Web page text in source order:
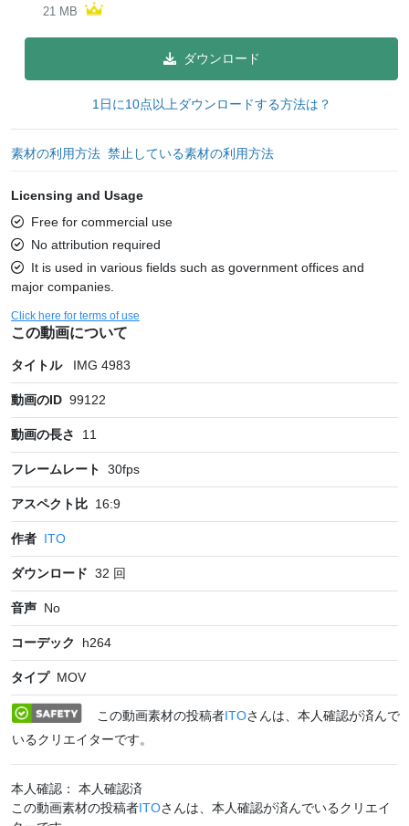
21 MB
ダウンロード
1日に10点以上ダウンロードする方法は？
素材の利用方法 禁止している素材の利用方法
Licensing and Usage
Free for commercial use
No attribution required
It is used in various fields such as government offices and
major companies.
Click here for terms of use
この動画について
タイトル IMG 4983
動画のID 99122
動画の長さ 11
フレームレート 30fps
アスペクト比 16:9
作者 ITO
ダウンロード 32 回
音声 No
コーデック h264
タイプ MOV
この動画素材の投稿者ITOさんは、本人確認が済んで
いるクリエイターです。
本人確認： 本人確認済
この動画素材の投稿者ITOさんは、本人確認が済んでいるクリエイ